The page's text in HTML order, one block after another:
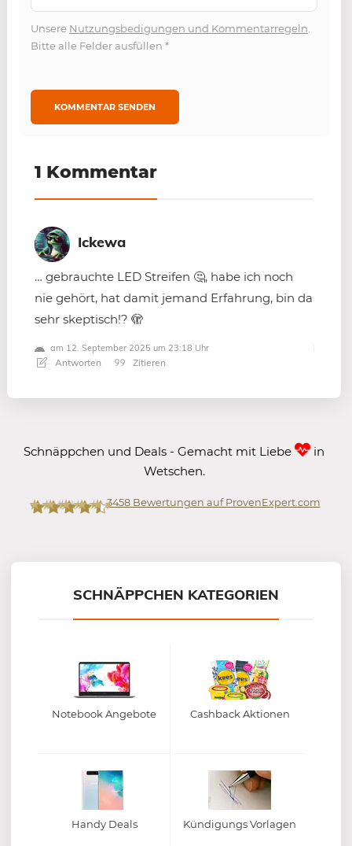
Unsere Nutzungsbedigungen und Kommentarregeln
Bitte alle Felder ausfüllen *
1 Kommentar
Ickewa
… gebrauchte LED Streifen 🤔, habe ich noch
nie gehört, hat damit jemand Erfahrung, bin da
sehr skeptisch!? 🫣
am 12. September 2025 um 23:18 Uhr
Antworten Zitieren
Schnäppchen und Deals - Gemacht mit Liebe
in
Wetschen.
3458Bewertungen auf ProvenExpert.com
SCHNÄPPCHEN KATEGORIEN
Notebook Angebote Cashback Aktionen
Handy Deals Kündigungs Vorlagen